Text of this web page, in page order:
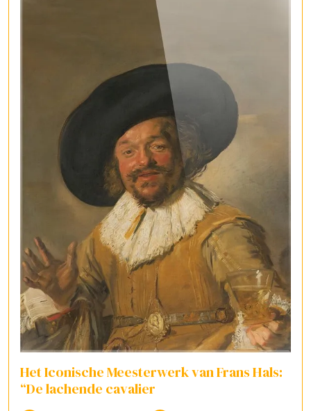
Het Iconische Meesterwerk van Frans Hals:
“De lachende cavalier